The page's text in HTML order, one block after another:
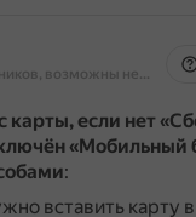
На основе источников, возможны неточности
карты, если нет
«Мобильный
:
вставить карту